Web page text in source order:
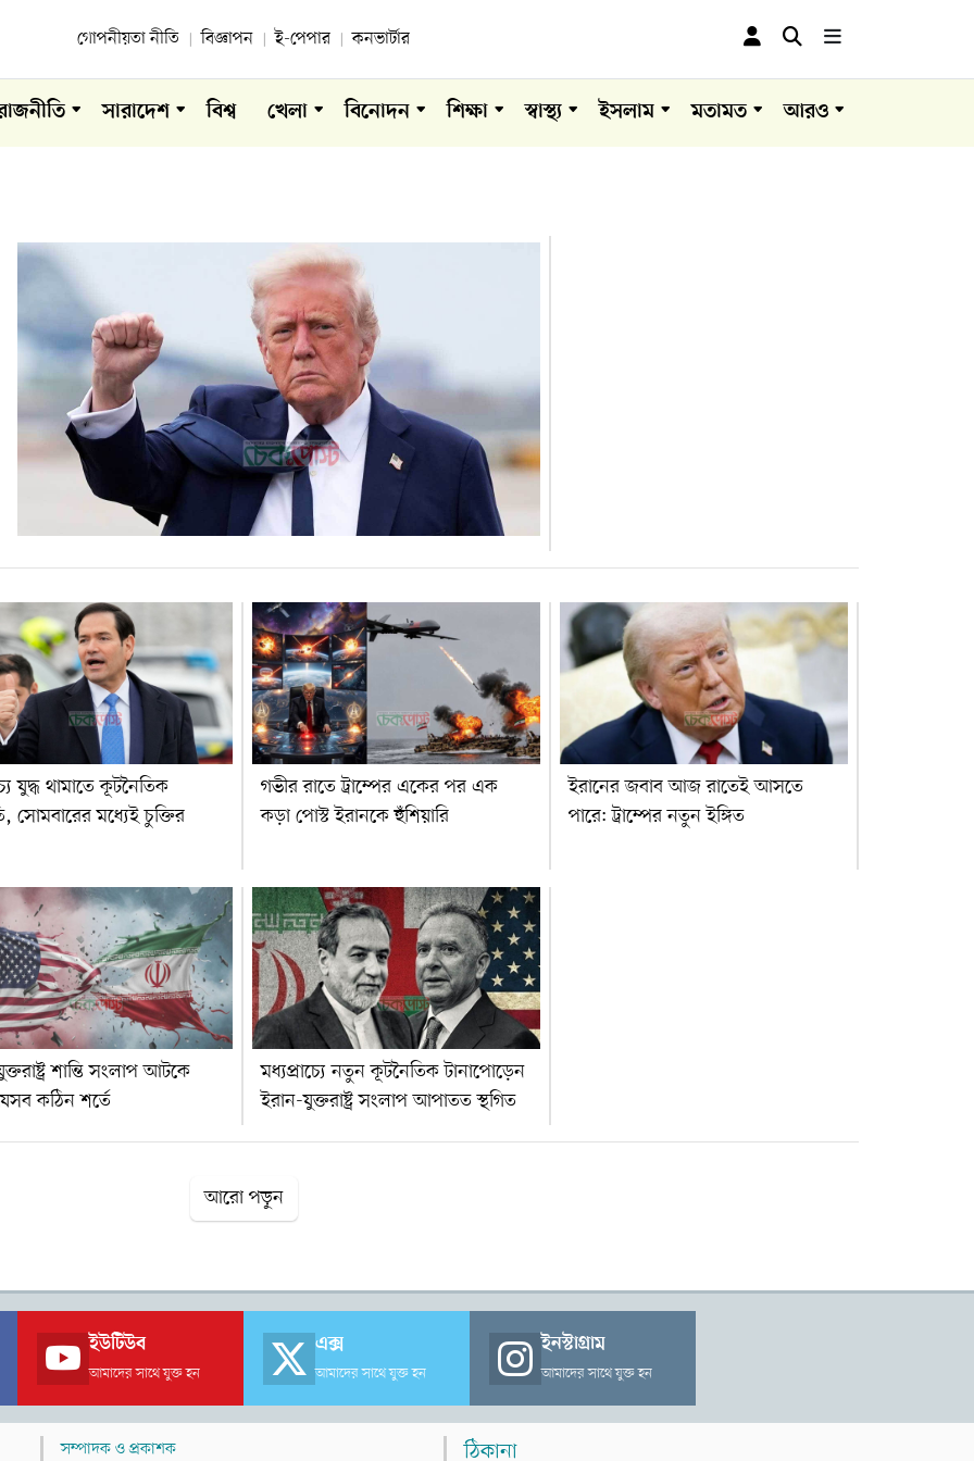
গোপনীয়তা নীতি বিজ্ঞাপন ই-পেপার কনভার্টার
সারাদেশ বিশ্ব খেলা বিনোদন শিক্ষা স্বাস্থ্য ইসলাম মতামত আরও
যুদ্ধ থামাতে কূটনৈতিক
সোমবারের মধ্যেই চুক্তির
গভীর রাতে ট্রাম্পের একের পর এক
কড়া পোস্ট ইরানকে হুঁশিয়ারি
ইরানের জবাব আজ রাতেই আসতে
পারে: ট্রাম্পের নতুন ইঙ্গিত
শান্তি সংলাপ আটকে
কঠিন শর্তে
মধ্যপ্রাচ্যে নতুন কূটনৈতিক টানাপোড়েন
ইরান-যুক্তরাষ্ট্র সংলাপ আপাতত স্থগিত
আরো পড়ুন
ইউটিউব
আমাদের সাথে যুক্ত হন
এক্স
আমাদের সাথে যুক্ত হন
ইনস্টাগ্রাম
আমাদের সাথে যুক্ত হন
সম্পাদক ও প্রকাশক ঠিকানা